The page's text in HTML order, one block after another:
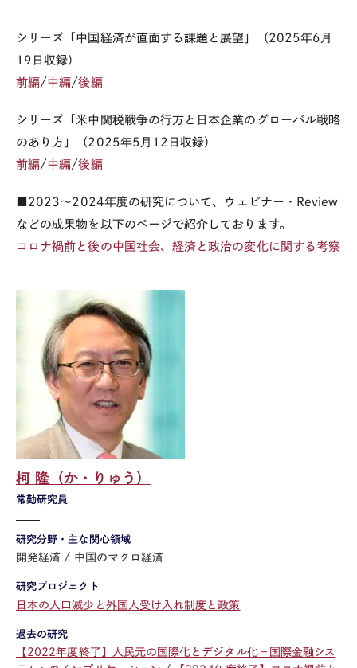
シリーズ「中国経済が直面する課題と展望」（ 2025年6 月
19 日収録）
前編/中編/後編
シリーズ「米中関税戦争の行方と日本企業のグローバル戦略
のあり方」（ 2025年5 月 12 日収録）
前編/中編/後編
■2023～2024年度の研究について、ウェビナー・Review
などの成果物を以下のページで紹介しております。
コロナ禍前と後の中国社会、経済と政治の変化に関する考察
常勤研究員
柯 隆（か・りゅう）
研究分野・主な関心領域
開発経済 中国のマクロ経済
研究プロジェクト
日本の人口減少と外国人受け入れ制度と政策
過去の研究
【2022年度終了】人民元の国際化とデジタル化－国際金融シス